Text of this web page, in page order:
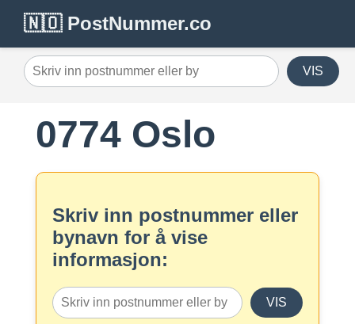
🇳🇴 PostNummer.co
VIS
0774 Oslo
Skriv inn postnummer eller
bynavn for å vise
informasjon:
VIS